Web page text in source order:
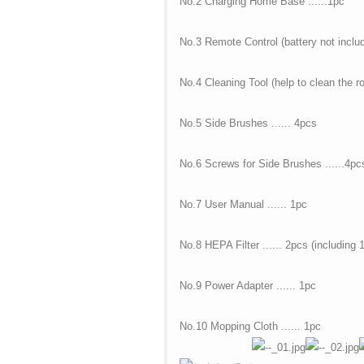
No.3 Remote Control (battery not
No.4 Cleaning Tool (help to clean the
No.5 Side Brushes ...... 4pcs
No.6 Screws for Side Brushes
No.7 User Manual ...... 1pc
No.8 HEPA Filter ...... 2pcs (including
No.9 Power Adapter ...... 1pc
No.10 Mopping Cloth ...... 1pc